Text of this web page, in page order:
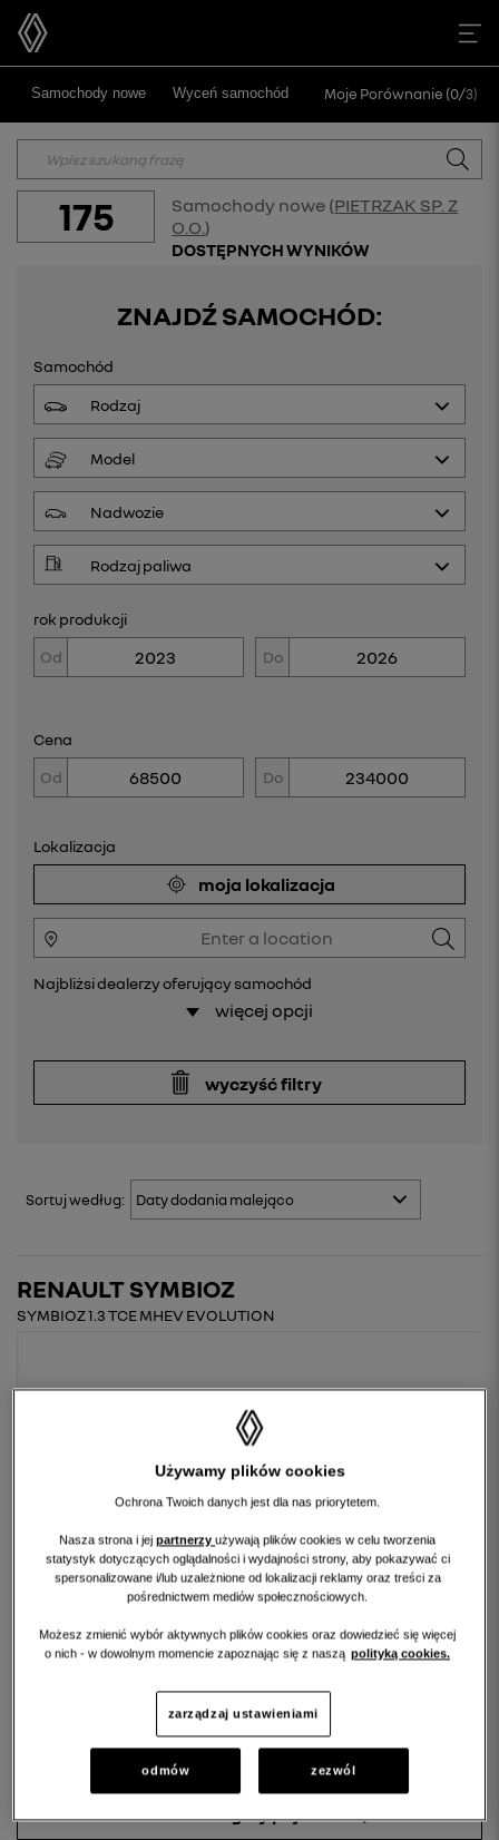
Samochody nowe Wyceń samochód Moje Porównanie (0/3)
175 Samochody nowe (PIETRZAK SP. Z
O.O.)
DOSTĘPNYCH WYNIKÓW
ZNAJDŹ SAMOCHÓD:
Samochód
rok produkcji
Od
Do
Cena
Od
Do
Lokalizacja
moja lokalizacja
Najbliżsi dealerzy oferujący samochód
więcej opcji
wyczyść filtry
Sortujwedług:
RENAULT SYMBIOZ
SYMBIOZ 1.3 TCE MHEV EVOLUTION
porównaj pokaż podobne
zobacz szczegóły pojazdu
Używamy plików cookies
Ochrona Twoich danych jest dla nas priorytetem.
Nasza strona i jej partnerzy używają plików cookies w celu tworzenia
statystyk dotyczących oglądalności i wydajności strony, aby pokazywać ci
spersonalizowane i/lub uzależnione od lokalizacji reklamy oraz treści za
pośrednictwem mediów społecznościowych.
Możesz zmienić wybór aktywnych plików cookies oraz dowiedzieć się więcej
o nich - w dowolnym momencie zapoznając się z naszą polityką cookies.
zarządzaj ustawieniami
odmów zezwól